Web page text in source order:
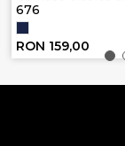
676
RON 159,00